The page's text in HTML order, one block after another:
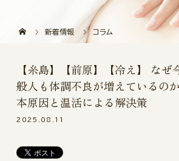
新着情報 コラム
【糸島】【前原】【冷え】 なぜ
般人も体調不良が増えているの
本原因と温活による解決策
2025.08.11